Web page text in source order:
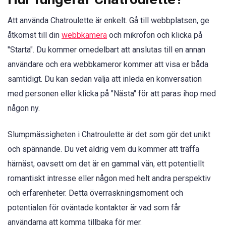
Att använda Chatroulette är enkelt. Gå till webbplatsen, ge
åtkomst till din webbkamera och mikrofon och klicka på
"Starta". Du kommer omedelbart att anslutas till en annan
användare och era webbkameror kommer att visa er båda
samtidigt. Du kan sedan välja att inleda en konversation
med personen eller klicka på "Nästa" för att paras ihop med
någon ny.
Slumpmässigheten i Chatroulette är det som gör det unikt
och spännande. Du vet aldrig vem du kommer att träffa
härnäst, oavsett om det är en gammal vän, ett potentiellt
romantiskt intresse eller någon med helt andra perspektiv
och erfarenheter. Detta överraskningsmoment och
potentialen för oväntade kontakter är vad som får
användarna att komma tillbaka för mer.